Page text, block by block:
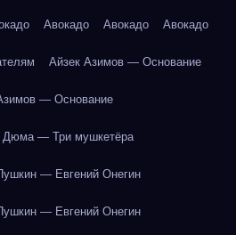
Авокадо Авокадо Авокадо
Айзек Азимов — Основание
— Основание
Дюма — Три мушкетёра
— Евгений Онегин
— Евгений Онегин